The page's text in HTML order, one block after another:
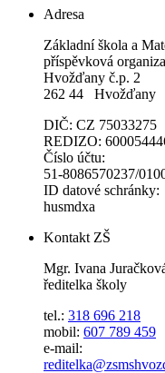
Adresa
Základní škola a
příspěvková
Hvožďany č.p. 2
262 44 Hvožďany
DIČ: CZ 75033275
REDIZO:
Číslo účtu:
51-8086570237/
ID datové schránky:
husmdxa
Kontakt ZŠ
Mgr. Ivana
ředitelka školy
tel.: 318 696 218
mobil: 607 789 459
e-mail: